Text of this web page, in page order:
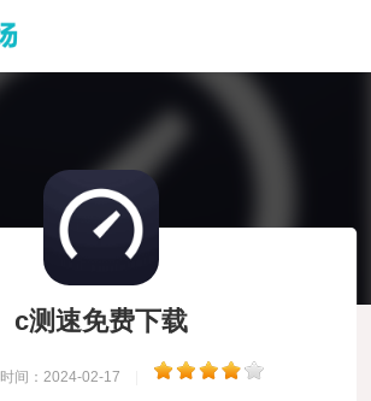
c测速免费下载
时间：2024-02-17